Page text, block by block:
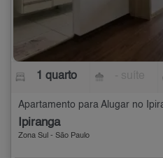
1 quarto
Apartamento para Alugar no
Ipiranga
Zona Sul - São Paulo